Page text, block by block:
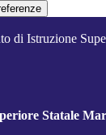
di Istruzione
Statale